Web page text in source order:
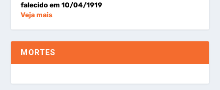
falecido em 10/04/1919
Veja mais
MORTES